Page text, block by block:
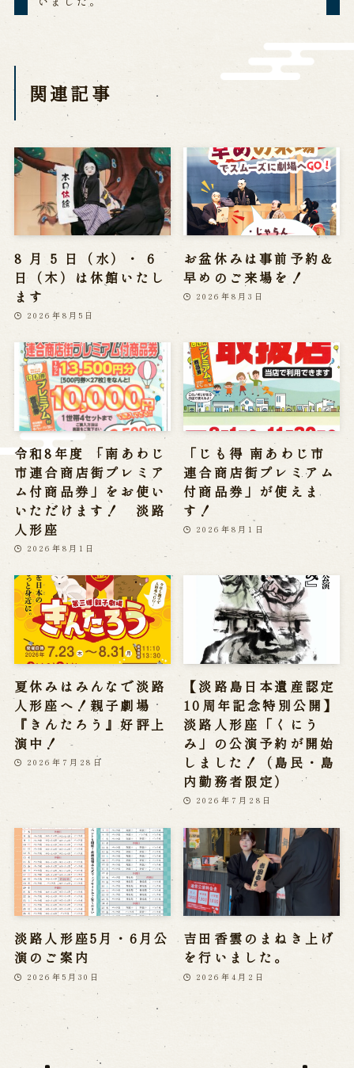
営業日時・料金
お問い合わせ
お電話でお問い合わせ
予約
WEB予約
メールフォームから予約
お電話で予約
求人情報
※株式会社うずのくに南あわじの求人情報ページへ移動します
関連施設
通販サイトうずのくに
道の駅うずしお
うずの丘大鳴門橋記念館
関連記事
8 月 5 日（水）・ 6
日（木）は休館いたし
ます
2026年8月5日
お盆休みは事前予約＆
早めのご来場を！
2026年8月3日
令和8年度 「南あわじ
市連合商店街プレミア
ム付商品券」をお使い
いただけます！ 淡路
人形座
2026年8月1日
「じも得 南あわじ市
連合商店街プレミアム
付商品券」が使えま
す！
2026年8月1日
夏休みはみんなで淡路
人形座へ！親子劇場
『きんたろう』好評上
演中！
2026年7月28日
【淡路島日本遺産認定
10周年記念特別公開】
淡路人形座「くにう
み」の公演予約が開始
しました！（島民・島
内勤務者限定）
2026年7月28日
淡路人形座5月・6月公
演のご案内
2026年5月30日
吉田香雲のまねき上げ
を行いました。
2026年4月2日